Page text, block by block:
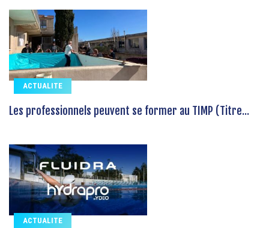
ACTUALITE
Les professionnels peuvent se former au TIMP (Titre...
ACTUALITE